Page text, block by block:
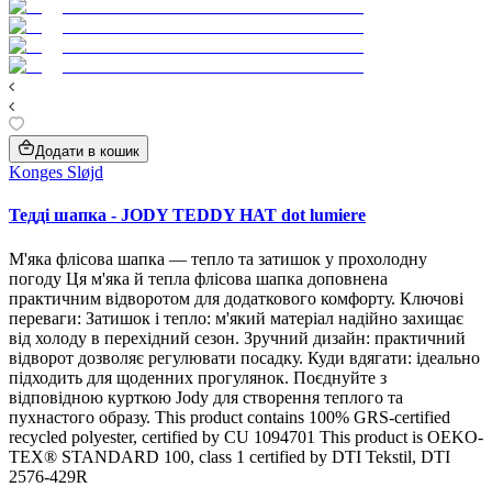
Додати в кошик
Konges Sløjd
Тедді шапка - JODY TEDDY HAT dot lumiere
М'яка флісова шапка — тепло та затишок у прохолодну
погоду Ця м'яка й тепла флісова шапка доповнена
практичним відворотом для додаткового комфорту. Ключові
переваги: Затишок і тепло: м'який матеріал надійно захищає
від холоду в перехідний сезон. Зручний дизайн: практичний
відворот дозволяє регулювати посадку. Куди вдягати: ідеально
підходить для щоденних прогулянок. Поєднуйте з
відповідною курткою Jody для створення теплого та
пухнастого образу. This product contains 100% GRS-certified
recycled polyester, certified by CU 1094701 This product is OEKO-
TEX® STANDARD 100, class 1 certified by DTI Tekstil, DTI
2576-429R